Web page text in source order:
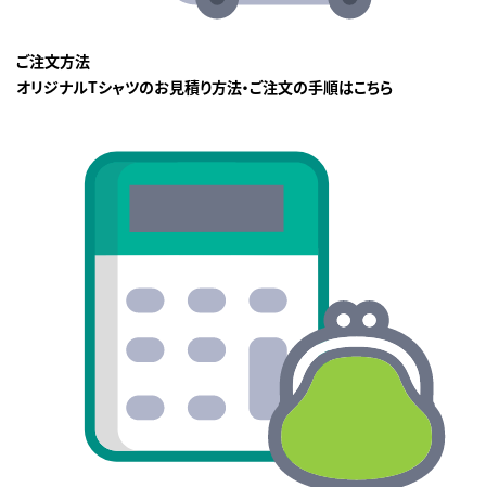
ご注文方法
オリジナルTシャツのお見積り方法・ご注文の手順はこちら